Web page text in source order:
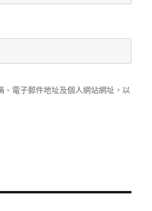
、電子郵件地址及個人網站網址，以